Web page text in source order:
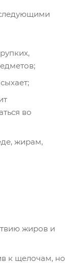
во
жирам,
жиров и
к щелочам, но